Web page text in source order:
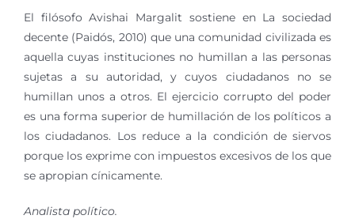
El filósofo Avishai Margalit sostiene en La sociedad
decente (Paidós, 2010) que una comunidad civilizada es
aquella cuyas instituciones no humillan a las personas
sujetas a su autoridad, y cuyos ciudadanos no se
humillan unos a otros. El ejercicio corrupto del poder
es una forma superior de humillación de los políticos a
los ciudadanos. Los reduce a la condición de siervos
porque los exprime con impuestos excesivos de los que
se apropian cínicamente.
Analista político.